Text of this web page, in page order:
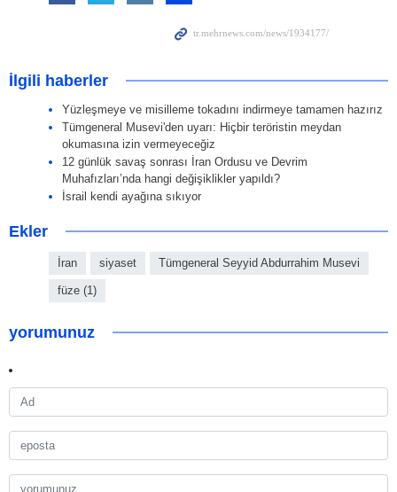
İlgili haberler
Yüzleşmeye ve misilleme tokadını indirmeye tamamen hazırız
Tümgeneral Musevi'den uyarı: Hiçbir teröristin meydan
okumasına izin vermeyeceğiz
12 günlük savaş sonrası İran Ordusu ve Devrim
Muhafızları’nda hangi değişiklikler yapıldı?
İsrail kendi ayağına sıkıyor
Ekler
İran siyaset Tümgeneral Seyyid Abdurrahim Musevi
füze (1)
yorumunuz